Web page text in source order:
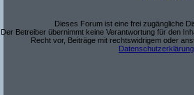
Dieses Forum ist eine frei zugängliche
Der Betreiber übernimmt keine Verantwortung für den
Recht vor, Beiträge mit rechtswidrigem oder
Datenschutzerklärung